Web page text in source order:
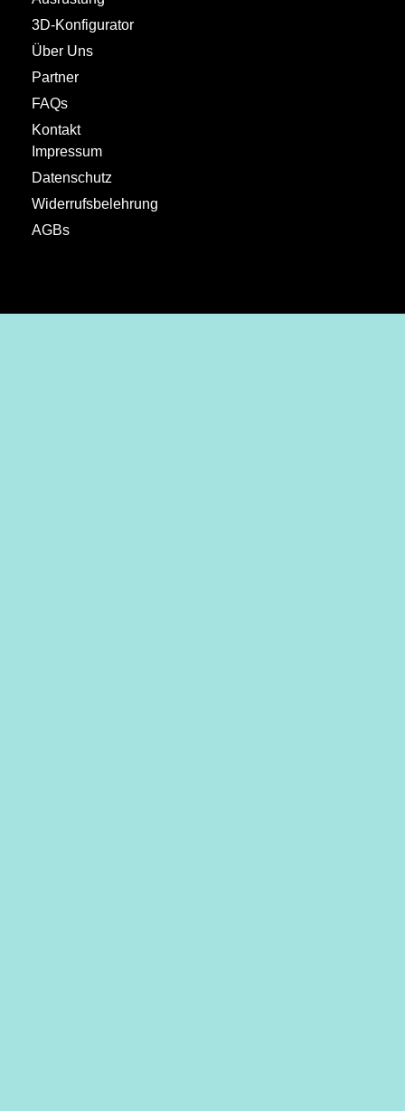
3D-Konfigurator
Über Uns
Partner
FAQs
Kontakt
Impressum
Datenschutz
Widerrufsbelehrung
AGBs